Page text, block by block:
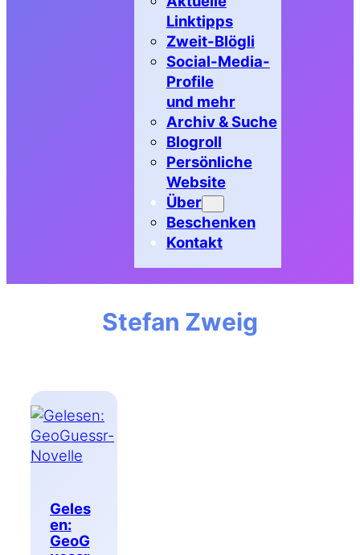
Linktipps
Zweit-Blögli
Social-Media-
Profile
und mehr
Archiv & Suche
Blogroll
Persönliche
Website
Über
Beschenken
Kontakt
Stefan Zweig
Geles
en:
GeoG